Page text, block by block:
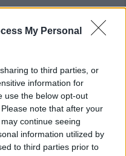
My Personal
to third parties, or
information for
use the below opt-out
note that after your
continue seeing
information utilized by
to third parties prior to
Grigoras è il nuovo ds